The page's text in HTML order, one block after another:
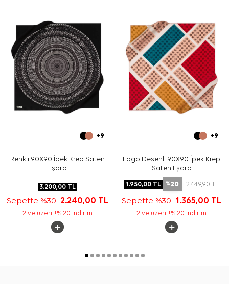
+9
Renkli 90X90 İpek Krep Saten
Eşarp
3.200,00TL
Sepette %30 2.240,00 TL
2 ve üzeri +% 20 indirim
+9
Logo Desenli 90X90 İpek Krep
Saten Eşarp
1.950,00 TL %20 2.449,90TL
Sepette %30 1.365,00 TL
2 ve üzeri +% 20 indirim